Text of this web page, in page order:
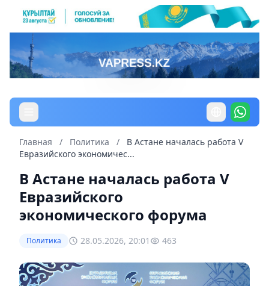
Главная / Политика /
В Астане началась работа V
Евразийского экономичес...
В Астане началась работа V
Евразийского
экономического форума
Политика 28.05.2026, 20:01 463